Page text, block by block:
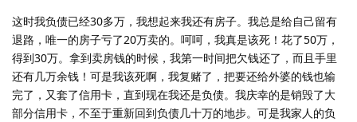
这时我负债已经30多万，我想起来我还有房子。我总是给自己留有
退路，唯一的房子亏了20万卖的。呵呵，我真是该死！花了50万，
得到30万。拿到卖房钱的时候，我第一时间把欠钱还了，而且手里
还有几万余钱！可是我该死啊，我复赌了，把要还给外婆的钱也输
完了，又套了信用卡，直到现在我还是负债。我庆幸的是销毁了大
部分信用卡，不至于重新回到负债几十万的地步。可是我家人的负